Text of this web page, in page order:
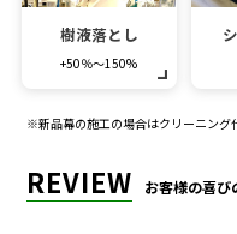
樹液落とし
+50％～150%
※新品幕の施工の場合はクリーニング
REVIEW お客様の喜び